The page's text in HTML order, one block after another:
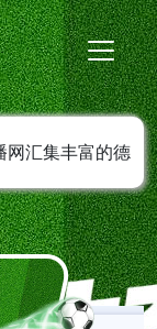
网汇集丰富的德
费在线观看，全
新赛程安排，第